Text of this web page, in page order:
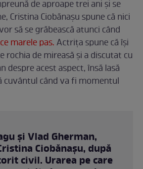
de aproape trei ani și se
Cristina Ciobănașu spune că nici
să se grăbească atunci când
marele pas. Actrița spune că își
rochia de mireasă și a discutat cu
despre acest aspect, însă lasă
cuvântul când va fi momentul
și Vlad Gherman,
Ciobănașu, după
civil. Urarea pe care